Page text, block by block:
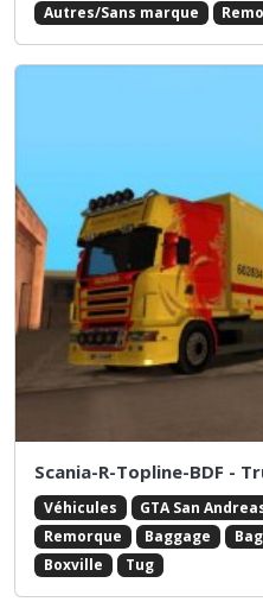
Autres/Sans marque
Scania-R-Topline-BDF -
Véhicules GTA San
Remorque
Baggage
Boxville
Tug